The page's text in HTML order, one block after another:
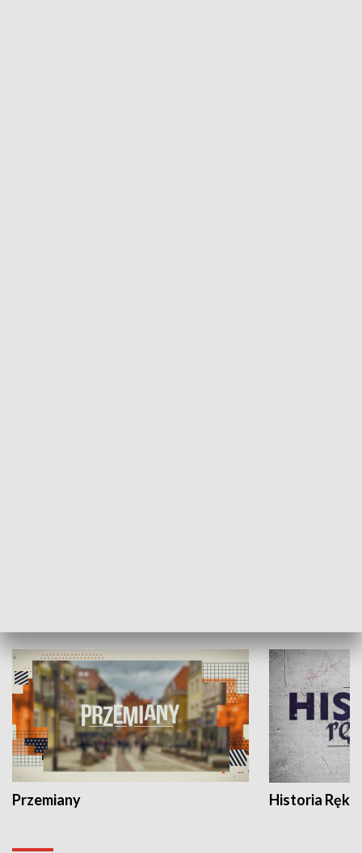
Przemiany Historia Ręką